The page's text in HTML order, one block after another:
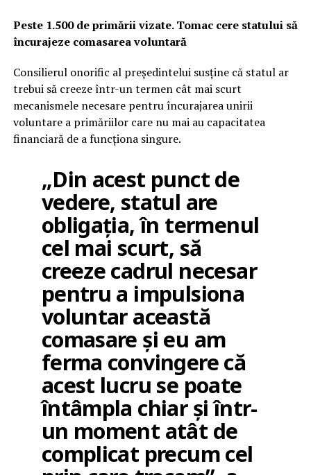
Peste 1.500 de primării vizate. Tomac cere statului să
încurajeze comasarea voluntară
Consilierul onorific al președintelui susține că statul ar
trebui să creeze într-un termen cât mai scurt
mecanismele necesare pentru încurajarea unirii
voluntare a primăriilor care nu mai au capacitatea
financiară de a funcționa singure.
„Din acest punct de
vedere, statul are
obligația, în termenul
cel mai scurt, să
creeze cadrul necesar
pentru a impulsiona
voluntar această
comasare și eu am
ferma convingere că
acest lucru se poate
întâmpla chiar și într-
un moment atât de
complicat precum cel